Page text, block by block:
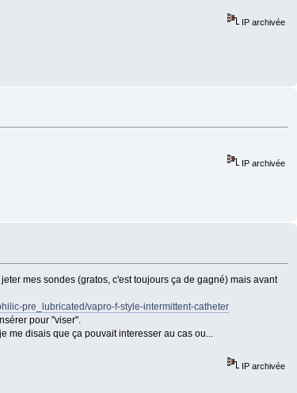
IP archivée
IP archivée
mes sondes (gratos, c'est toujours ça de gagné) mais avant
pre_lubricated/vapro-f-style-intermittent-catheter
pour "viser".
me disais que ça pouvait interesser au cas ou...
IP archivée